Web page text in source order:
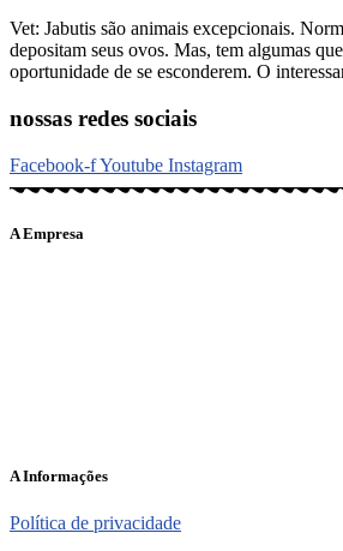
Vet: Jabutis são animais excepcionais.
depositam seus ovos. Mas, tem algumas
oportunidade de se esconderem. O
nossas redes sociais
Facebook-fYoutube Instagram
A Empresa
A Informações
Política de privacidade